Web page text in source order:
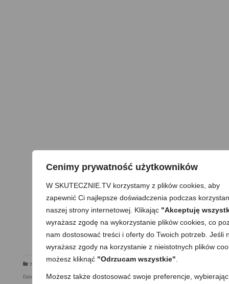
Cenimy prywatność użytkowników
W SKUTECZNIE.TV korzystamy z plików cookies, aby
zapewnić Ci najlepsze doświadczenia podczas
naszej strony internetowej. Klikając "Akceptuję
wyrażasz zgodę na wykorzystanie plików cookies, co
nam dostosować treści i oferty do Twoich potrzeb. Jeśli
wyrażasz zgody na korzystanie z nieistotnych plików
możesz kliknąć "Odrzucam wszystkie"
Możesz także dostosować swoje preferencje, wybierając
'Nie-łączenie' składników Dla dzieci Dla matek karmiących
Dziecka Kolacja,Mega proste,Obiad,Przekąska,Przystawki i dodatki,